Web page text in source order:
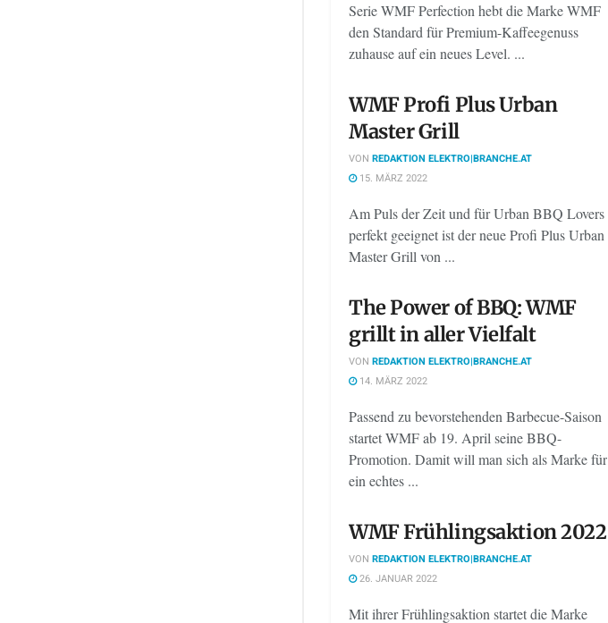
Serie WMF Perfection hebt die Marke WMF
den Standard für Premium-Kaffeegenuss
zuhause auf ein neues Level. ...
WMF Profi Plus Urban
Master Grill
VON REDAKTION ELEKTRO|BRANCHE.AT
15. MÄRZ 2022
Am Puls der Zeit und für Urban BBQ Lovers
perfekt geeignet ist der neue Profi Plus Urban
Master Grill von ...
The Power of BBQ: WMF
grillt in aller Vielfalt
VON REDAKTION ELEKTRO|BRANCHE.AT
14. MÄRZ 2022
Passend zu bevorstehenden Barbecue-Saison
startet WMF ab 19. April seine BBQ-
Promotion. Damit will man sich als Marke für
ein echtes ...
WMF Frühlingsaktion 2022
VON REDAKTION ELEKTRO|BRANCHE.AT
26. JANUAR 2022
Mit ihrer Frühlingsaktion startet die Marke